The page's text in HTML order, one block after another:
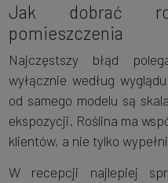
Jak dobrać
pomieszczenia
Najczęstszy błąd
wyłącznie według
od samego modelu są
ekspozycji. Roślina ma
klientów, a nie tylko
W recepcji najlepiej